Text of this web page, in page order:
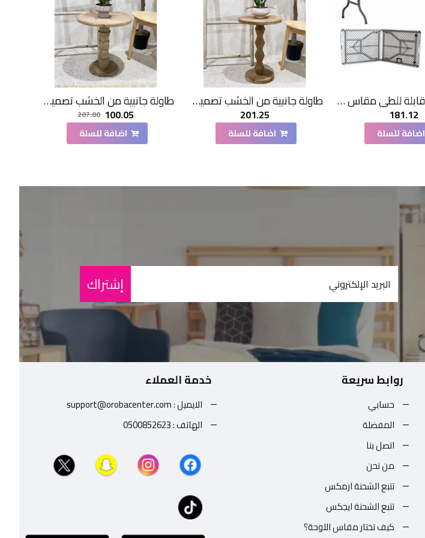
طاولة فايبر قابلة للطي مقاس 153 * 70*73سم
181.12
اضافة للسلة
طاولة جانبية من الخشب تصميم هندسي ابداع مقاس51×36×36سم
201.25
اضافة للسلة
طاولة جانبية من الخشب تصميم هندسي ابداع مقاس47×44×44سم
100.05
207.00
اضافة للسلة
إشتراك
روابط سريعة
حسابي
المفضلة
اتصل بنا
من نحن
تتبع الشحنة ارمكس
تتبع الشحنة ايجكس
كيف تختار مقاس اللوحة؟
خدمة العملاء
الايميل : support@orobacenter.com
الهاتف : 0500852623